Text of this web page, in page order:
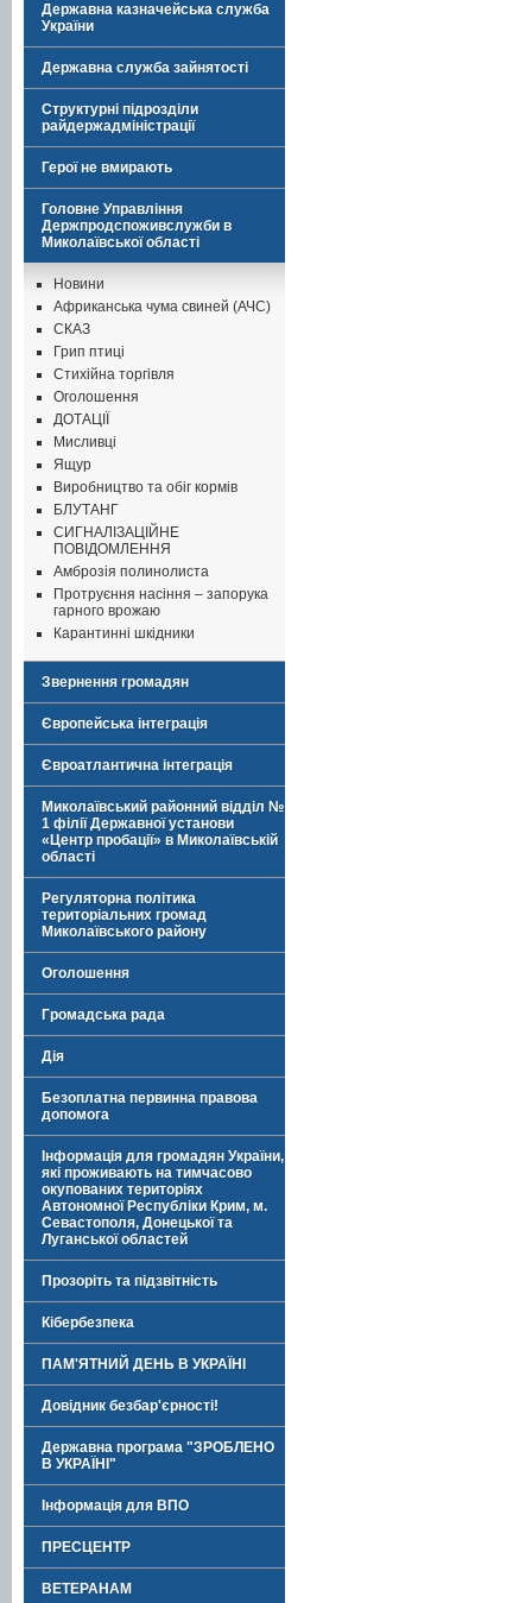
Державна казначейська служба
України
Державна служба зайнятості
Структурні підрозділи
райдержадміністрації
Герої не вмирають
Головне Управління
Держпродспоживслужби в
Миколаївської області
Новини
Африканська чума свиней (АЧС)
СКАЗ
Грип птиці
Стихійна торгівля
Оголошення
ДОТАЦІЇ
Мисливці
Ящур
Виробництво та обіг кормів
БЛУТАНГ
СИГНАЛІЗАЦІЙНЕ
ПОВІДОМЛЕННЯ
Амброзія полинолиста
Протруєння насіння – запорука
гарного врожаю
Карантинні шкідники
Звернення громадян
Європейська інтеграція
Євроатлантична інтеграція
Миколаївський районний відділ №
1 філії Державної установи
«Центр пробації» в Миколаївській
області
Регуляторна політика
територіальних громад
Миколаївського району
Оголошення
Громадська рада
Дія
Безоплатна первинна правова
допомога
Інформація для громадян України,
які проживають на тимчасово
окупованих територіях
Автономної Республіки Крим, м.
Севастополя, Донецької та
Луганської областей
Прозоріть та підзвітність
Кібербезпека
ПАМ'ЯТНИЙ ДЕНЬ В УКРАЇНІ
Довідник безбар'єрності!
Державна програма "ЗРОБЛЕНО
В УКРАЇНІ"
Інформація для ВПО
ПРЕСЦЕНТР
ВЕТЕРАНАМ